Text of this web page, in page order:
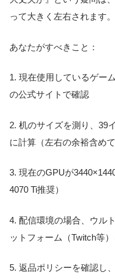
って大きく左右されます。
あなたがすべきこと：
1. 現在使用しているゲー
の公式サイトで確認
2. 机のサイズを測り、39
に計算（左右の余裕含め
3. 現在のGPUが
4070 Ti推奨）
4. 配信環境の場合、ウル
ットフォーム（Twitch等
5. 返品ポリシーを確認し